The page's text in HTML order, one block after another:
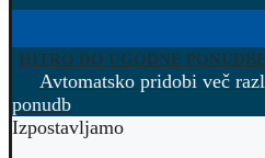
HITRO DO UGODNE PONUDBE
Avtomatsko pridobi več
ponudb
Izpostavljamo